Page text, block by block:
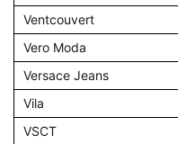
Ventcouvert
Vero Moda
Versace Jeans
Vila
VSCT